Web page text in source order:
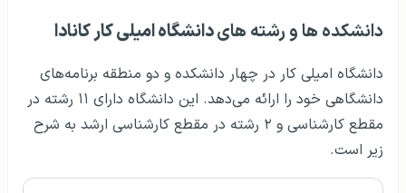
دانشکده‌ ها و رشته هایدانشگاه امیلی کار کانادا
دانشگاه امیلی کار در چهار دانشکده و دو منطقه برنامه‌های
دانشگاهی خود را ارائه می‌دهد. این دانشگاه دارای ۱۱ رشته در
مقطع کارشناسی و ۲ رشته در مقطع کارشناسی ارشد به شرح
زیر است.